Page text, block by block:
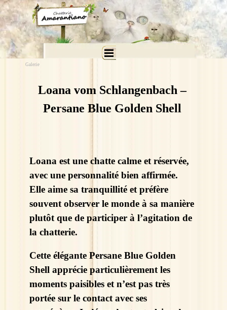
Aller au contenu
Sauter le menu
Galerie
Loana vom Schlangenbach –
Persane Blue Golden Shell
Loana est une chatte calme et réservée,
avec une personnalité bien affirmée.
Elle aime sa tranquillité et préfère
souvent observer le monde à sa manière
plutôt que de participer à l’agitation de
la chatterie.
Cette élégante Persane Blue Golden
Shell apprécie particulièrement les
moments paisibles et n’est pas très
portée sur le contact avec ses